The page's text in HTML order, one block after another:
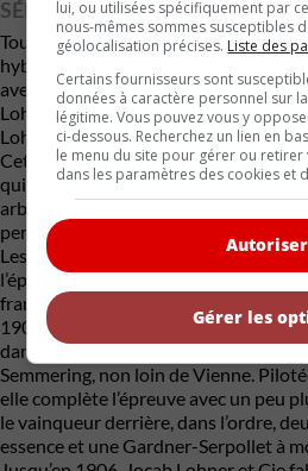
SÉRIE
Toujours en 1901, en modifiant le
hybride, Ferdinand Porsche
avec Otto Grünwald, le directeur de
Lohner et Cie, une variante qui
Lohner-Porsche Mixte.
Cette voiture aura un 4-cylindres
qui est relié à une génératrice logée
arbre de transmission. Fort de ses 25
permet à la Mixte d’atteindre 80 km/h.
Les courses d’automobiles jouissant
l’époque, l’entreprise viennoise tente
français
nous apprend,
1901, une « voiture mixte Lohner-
dans la catégorie des « plus de 650 kg
Semmering, non loin de Vienne.
elle complète l’épreuve avec un peu
le vainqueur derrière, dans l’ordre,
essence et une Gardner-Serpollet à
lui, ou utilisées spécifiquement par
nous-mêmes sommes susceptibles
géolocalisation précises. Liste des
Certains fournisseurs sont
données à caractère personnel sur
légitime. Vous pouvez vous y
ci-dessous. Recherchez un lien en
le menu du site pour gérer ou
dans les paramètres des cookies et
Autoriser
Gérer les